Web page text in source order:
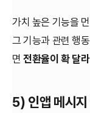
가치 높은 기능을
그 기능과 관련 행
면전환율이 확 달
5) 인앱 메시지